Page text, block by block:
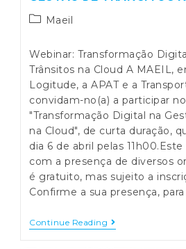
PostMaeil
Webinar: Transformação
Trânsitos na Cloud A MAEIL,
Logitude, a APAT e a
convidam-no(a) a participar
"Transformação Digital na
na Cloud", de curta duração,
dia 6 de abril pelas
com a presença de diversos
é gratuito, mas sujeito a
Confirme a sua presença,
Continue Reading Webinar: